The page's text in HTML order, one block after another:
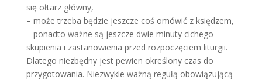
się ołtarz główny,
– może trzeba będzie jeszcze coś omówić z księdzem,
– ponadto ważne są jeszcze dwie minuty cichego
skupienia i zastanowienia przed rozpoczęciem liturgii.
Dlatego niezbędny jest pewien określony czas do
przygotowania. Niezwykle ważną regułą obowiązującą